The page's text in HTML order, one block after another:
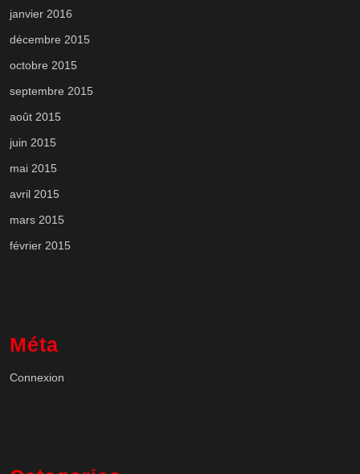
janvier 2016
décembre 2015
octobre 2015
septembre 2015
août 2015
juin 2015
mai 2015
avril 2015
mars 2015
février 2015
Méta
Connexion